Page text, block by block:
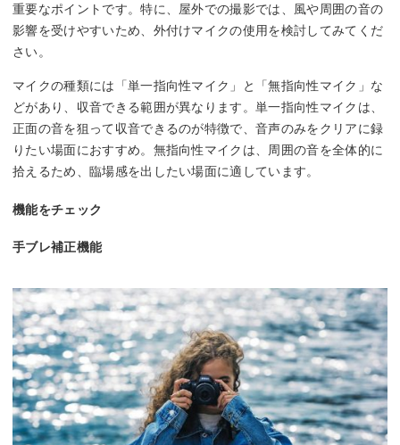
重要なポイントです。特に、屋外での撮影では、風や周囲の音の
影響を受けやすいため、外付けマイクの使用を検討してみてくだ
さい。
マイクの種類には「単一指向性マイク」と「無指向性マイク」な
どがあり、収音できる範囲が異なります。単一指向性マイクは、
正面の音を狙って収音できるのが特徴で、音声のみをクリアに録
りたい場面におすすめ。無指向性マイクは、周囲の音を全体的に
拾えるため、臨場感を出したい場面に適しています。
機能をチェック
手ブレ補正機能